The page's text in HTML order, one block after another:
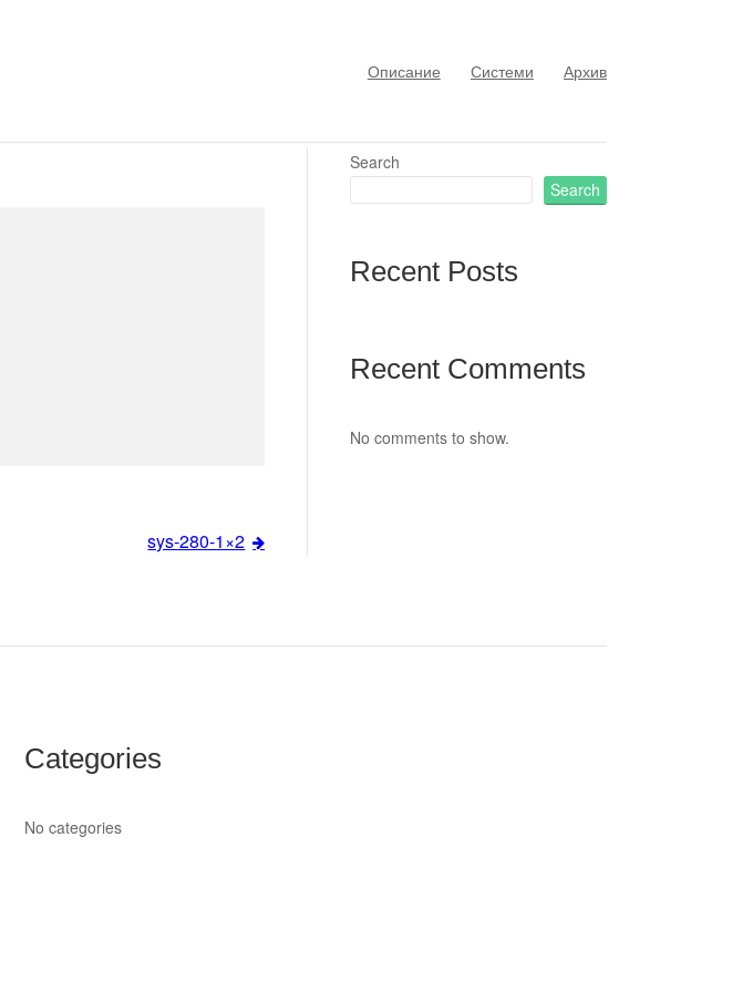
Описание Системи Архив
sys-280-1×2
Search
Search
Recent Posts
Recent Comments
No comments to show.
Categories
No categories